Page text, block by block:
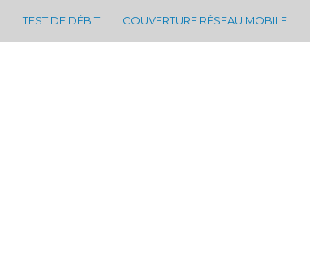
TEST DE DÉBIT COUVERTURE RÉSEAU MOBILE